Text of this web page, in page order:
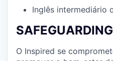
Inglês intermediário
O Inspired se